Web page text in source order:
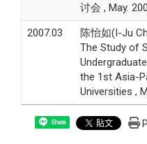
讨会 , May.
2007.03
陈怡如(I-Ju
The Study of
the 1st Asia-
Universities ,
Share